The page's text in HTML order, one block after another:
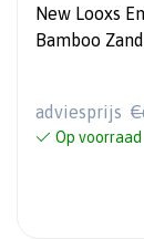
New Looxs Enkele Fietstas/Schoudertas Bari -
Bamboo
adviesprijs
Op voorraad